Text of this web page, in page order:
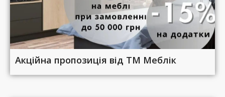
Акційна пропозиція від ТМ Меблік